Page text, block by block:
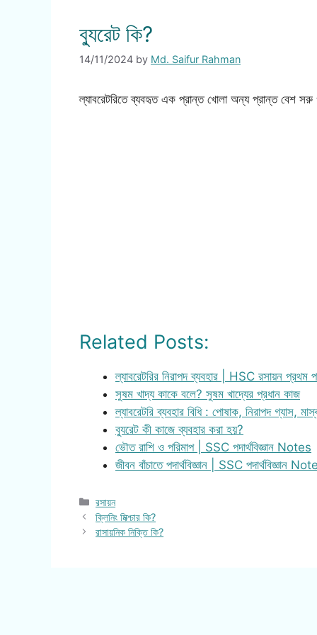
ব্যুরেট কি?
14/11/2024 by Md. Saifur Rahman
ল্যাবরেটরিতে ব্যবহৃত এক প্রান্ত খোলা অন্য প্রান্ত বেশ সরু
Related Posts:
ল্যাবরেটরির নিরাপদ ব্যবহার | HSC রসায়ন
সুষম খাদ্য কাকে বলে? সুষম খাদ্যের প্রধান কাজ
ল্যাবরেটরি ব্যবহার বিধি : পোষাক, নিরাপদ গ্যাস,
ব্যুরেট কী কাজে ব্যবহার করা হয়?
ভৌত রাশি ও পরিমাপ | SSC পদার্থবিজ্ঞান Notes
জীবন বাঁচাতে পদার্থবিজ্ঞান | SSC পদার্থবিজ্ঞান
Categories
রসায়ন
ক্লিনিং মিক্শ্চার কি?
রাসায়নিক নিক্তি কি?